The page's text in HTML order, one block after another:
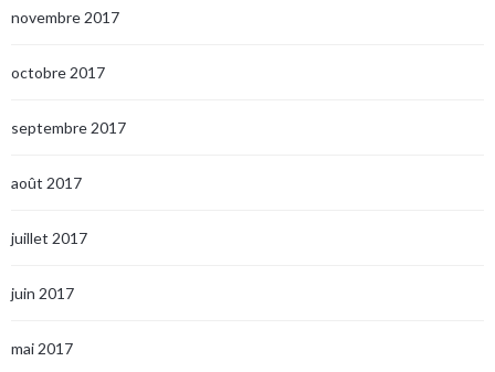
novembre 2017
octobre 2017
septembre 2017
août 2017
juillet 2017
juin 2017
mai 2017